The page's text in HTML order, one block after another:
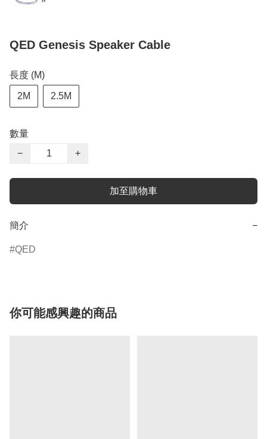
QED Genesis Speaker Cable
長度 (M)
2M 2.5M
數量
−
+
加至購物車
簡介 −
QED
你可能感興趣的商品